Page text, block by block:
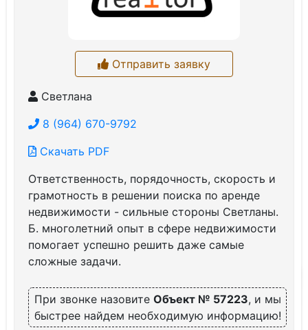
Отправить заявку
Светлана
8 (964) 670-9792
Скачать PDF
Ответственность, порядочность, скорость и
грамотность в решении поиска по аренде
недвижимости - сильные стороны Светланы.
Б. многолетний опыт в сфере недвижимости
помогает успешно решить даже самые
сложные задачи.
При звонке назовите Объект № 57223, и мы
быстрее найдем необходимую информацию!